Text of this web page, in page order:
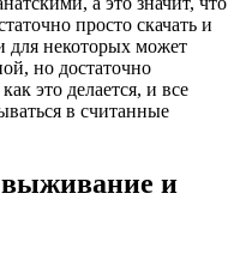
просто скачать и
для некоторых может
но достаточно
это делается, и все
в считанные
и